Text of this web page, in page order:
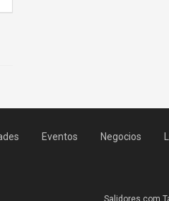
Eventos Negocios
Salidores.com